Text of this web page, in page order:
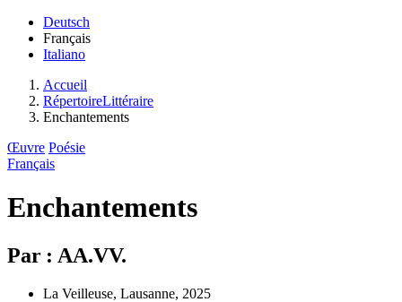
Deutsch
Français
Italiano
Accueil
RépertoireLittéraire
Enchantements
Œuvre Poésie
Français
Enchantements
Par : AA.VV.
La Veilleuse, Lausanne, 2025